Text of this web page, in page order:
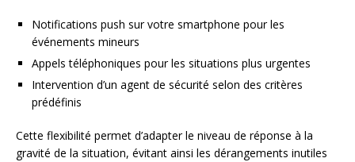
Notifications push sur votre smartphone pour les
événements mineurs
Appels téléphoniques pour les situations plus urgentes
Intervention d’un agent de sécurité selon des critères
prédéfinis
Cette flexibilité permet d’adapter le niveau de réponse à la
gravité de la situation, évitant ainsi les dérangements inutiles